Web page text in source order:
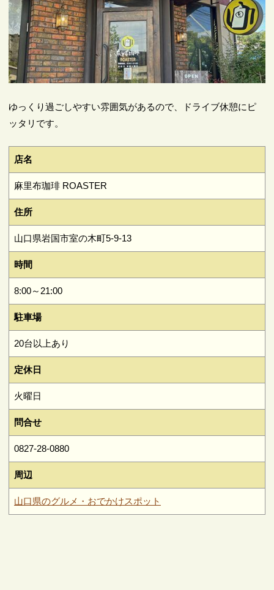
ゆっくり過ごしやすい雰囲気があるので、ドライブ休憩にピ
ッタリです。
店名
麻里布珈琲 ROASTER
住所
山口県岩国市室の木町5-9-13
時間
8:00～21:00
駐車場
20台以上あり
定休日
火曜日
問合せ
0827-28-0880
周辺
山口県のグルメ・おでかけスポット